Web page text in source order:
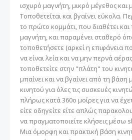
ισχυρό μαγνήτη, μικρό μέγεθος και
Τοποθετείται και βγαίνει εύκολα.
το πρώτο κομμάτι, που διαθέτει
μαγνήτη, και παραμένει σταθερό
τοποθετήσετε (αρκεί η επιφάνεια
να είναι λεία και να μην περνά
τοποθετείτε στην "πλάτη" του
μπαίνει και να βγαίνει από τη
κινητού για όλες τις συσκευές
πλήρως κατά 360o μοίρες για να
είτε οδηγείτε είτε απλώς
να πραγματοποιείτε κλήσεις μέσω
Μια όμορφη και πρακτική βάση